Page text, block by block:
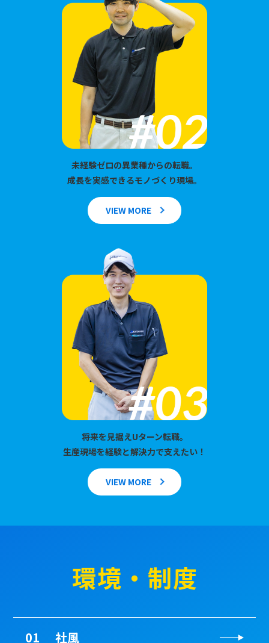
未経験ゼロの異業種からの転職。
成長を実感できるモノづくり現場。
VIEW MORE
将来を見据えUターン転職。
生産現場を経験と解決力で支えたい！
VIEW MORE
環境・制度
01 社風